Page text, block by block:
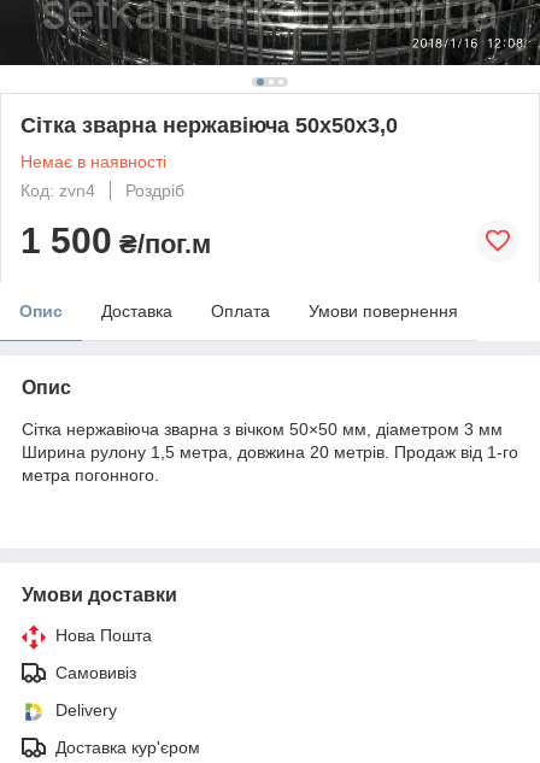
Сітка зварна нержавіюча 50х50х3,0
Немає в наявності
Код: zvn4
Роздріб
1 500 ₴/пог.м
Опис Доставка Оплата Умови повернення
Опис
Сітка нержавіюча зварна з вічком 50×50 мм, діаметром 3 мм
Ширина рулону 1,5 метра, довжина 20 метрів. Продаж від 1-го
метра погонного.
Умови доставки
Нова Пошта
Самовивіз
Delivery
Доставка кур'єром